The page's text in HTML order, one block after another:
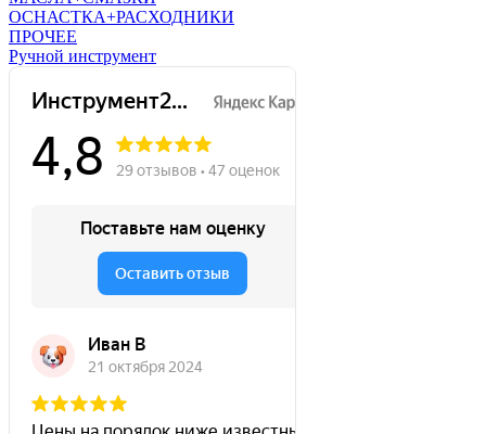
ОСНАСТКА+РАСХОДНИКИ
ПРОЧЕЕ
Ручной инструмент